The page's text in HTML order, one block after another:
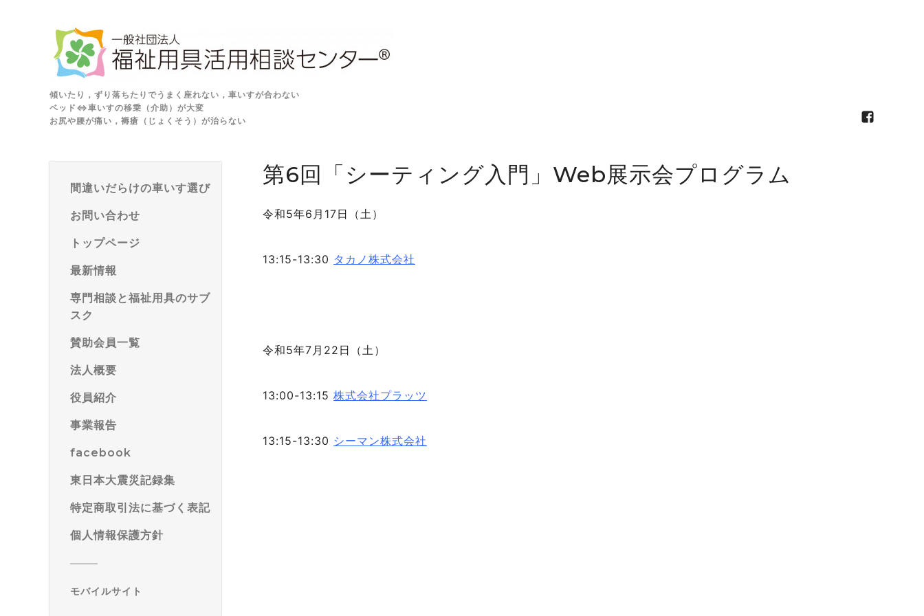
傾いたり，ずり落ちたりでうまく座れない，車いすが合わない
ベッド⇔車いすの移乗（介助）が大変
お尻や腰が痛い，褥瘡（じょくそう）が治らない
間違いだらけの車いす選び
お問い合わせ
トップページ
最新情報
専門相談と福祉用具のサブ
スク
賛助会員一覧
法人概要
役員紹介
事業報告
facebook
東日本大震災記録集
特定商取引法に基づく表記
個人情報保護方針
モバイルサイト
第6回「シーティング入門」Web展示会プログラム
令和5年6月17日 （土）
13:15-13:30 タカノ株式会社
令和5年7月22日 （土）
13:00-13:15 株式会社プラッツ
13:15-13:30 シーマン株式会社